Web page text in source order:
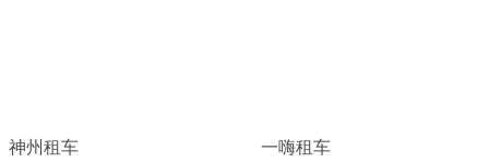
神州租车 一嗨租车